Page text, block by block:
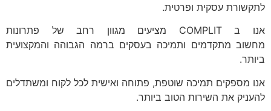
לתקשורת עסקית ופרטית.
אנו ב COMPLIT מציעים מגוון רחב של פתרונות
מחשוב מתקדמים ותמיכה בעסקים ברמה הגבוהה והמקצועית
ביותר.
אנו מספקים תמיכה שוטפת, פתוחה ואישית לכל לקוח ומשתדלים
להעניק את השירות הטוב ביותר.